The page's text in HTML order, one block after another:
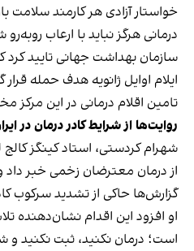
خواستار آزادی هر کارمند
درمانی هرگز نباید با ارعاب
سازمان بهداشت جهانی تایید
ایلام اوایل ژانویه هدف حمله
تامین اقلام درمانی در این مرکز
روایت‌ها از شرایط کادر درمان در
شهرام کردستی، استاد کینگز
از درمان معترضان زخمی خبر
گزارش‌ها حاکی از تشدید سرکوب
او افزود این اقدام نشان‌دهنده
است؛ درمان نکنید، ثبت نکنید و